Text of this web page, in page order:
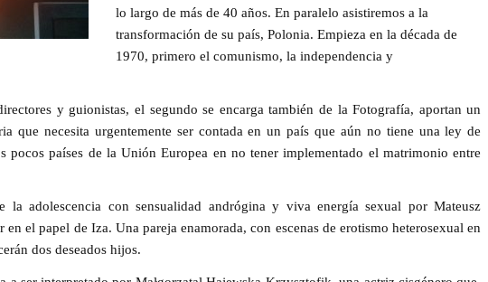
lo largo de más de 40 años. En paralelo asistiremos a la
transformación de su país, Polonia. Empieza en la década de
1970, primero el comunismo, la independencia y
y guionistas, el segundo se encarga también de la Fotografía, aportan un
que necesita urgentemente ser contada en un país que aún no tiene una ley de
pocos países de la Unión Europea en no tener implementado el matrimonio entre
la adolescencia con sensualidad andrógina y viva energía sexual porMateusz
en el papel de Iza. Una pareja enamorada, con escenas de erotismo heterosexual en
dos deseados hijos.